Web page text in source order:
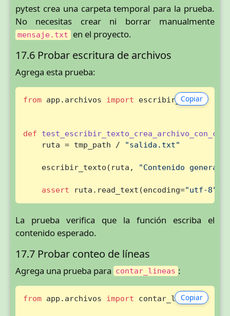
pytest crea una carpeta temporal para la prueba.
No necesitas crear ni borrar manualmente
mensaje.txt en el proyecto.
17.6 Probar escritura de archivos
Agrega esta prueba:
Copiar
from app.archivos import escribir_texto
def
    ruta = tmp_path /
"salida.txt"
    escribir_texto(ruta,
"Contenido
assert ruta.read_text(encoding="utf-8"
La prueba verifica que la función escriba el
contenido esperado.
17.7 Probar conteo de líneas
Agrega una prueba para contar_lineas :
Copiar
from app.archivos import contar_lineas